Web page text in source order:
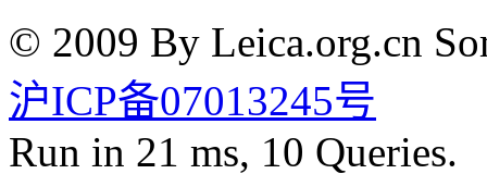
© 2009 By Leica.org.cn
沪ICP备07013245号
Run in 21 ms, 10 Queries.